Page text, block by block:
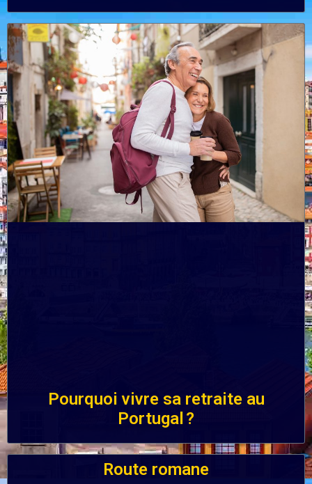
Pourquoi vivre sa retraite au
Portugal ?
Route romane